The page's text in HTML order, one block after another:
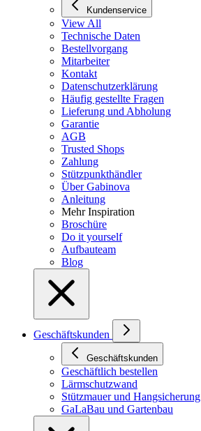
Kundenservice
View All
Technische Daten
Bestellvorgang
Mitarbeiter
Kontakt
Datenschutzerklärung
Häufig gestellte Fragen
Lieferung und Abholung
Garantie
AGB
Trusted Shops
Zahlung
Stützpunkthändler
Über Gabinova
Anleitung
Mehr Inspiration
Broschüre
Do it yourself
Aufbauteam
Blog
Geschäftskunden
Geschäftskunden
Geschäftlich bestellen
Lärmschutzwand
Stützmauer und Hangsicherung
GaLaBau und Gartenbau